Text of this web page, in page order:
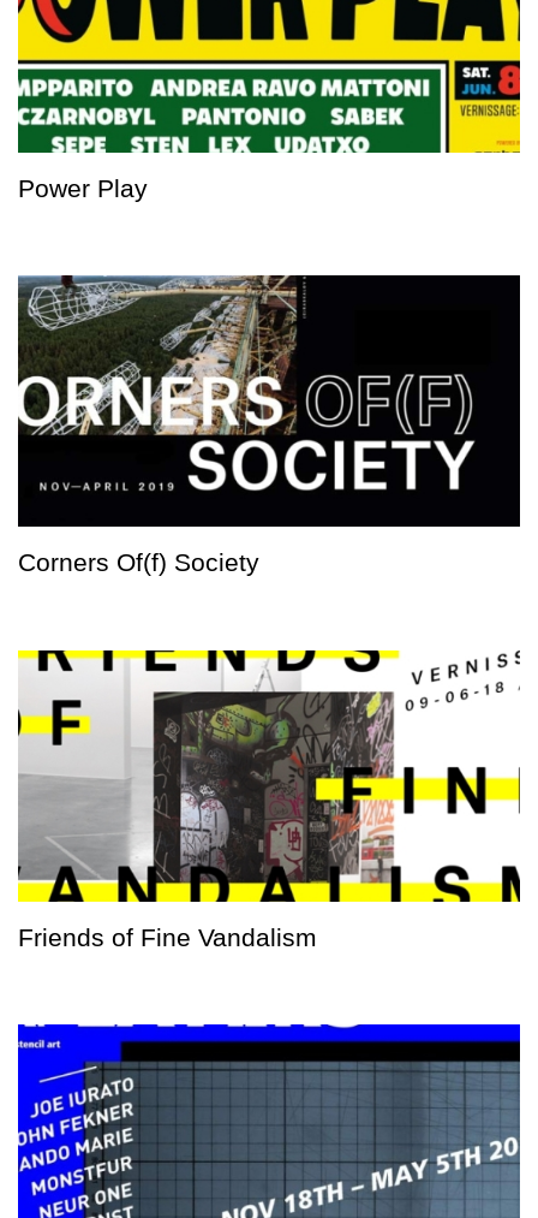
Power Play
Corners Of(f) Society
Friends of Fine Vandalism